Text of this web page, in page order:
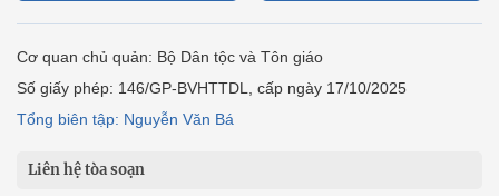
Cơ quan chủ quản: Bộ Dân tộc và Tôn giáo
Số giấy phép: 146/GP-BVHTTDL, cấp ngày 17/10/2025
Tổng biên tập: Nguyễn Văn Bá
Liên hệ tòa soạn